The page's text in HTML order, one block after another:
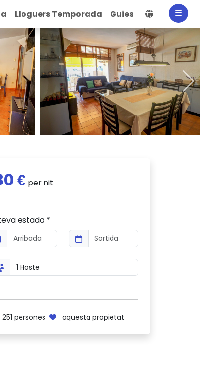
Lloguers Temporada Guies
€ per nit
estada *
251 persones aquesta propietat